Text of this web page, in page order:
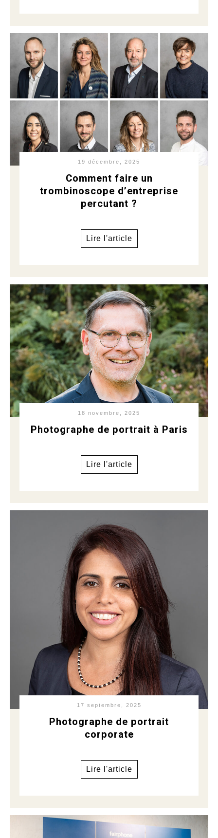
19 décembre, 2025
Comment faire un
trombinoscope d’entreprise
percutant ?
Lire l'article
18 novembre, 2025
Photographe de portrait à Paris
Lire l'article
17 septembre, 2025
Photographe de portrait
corporate
Lire l'article